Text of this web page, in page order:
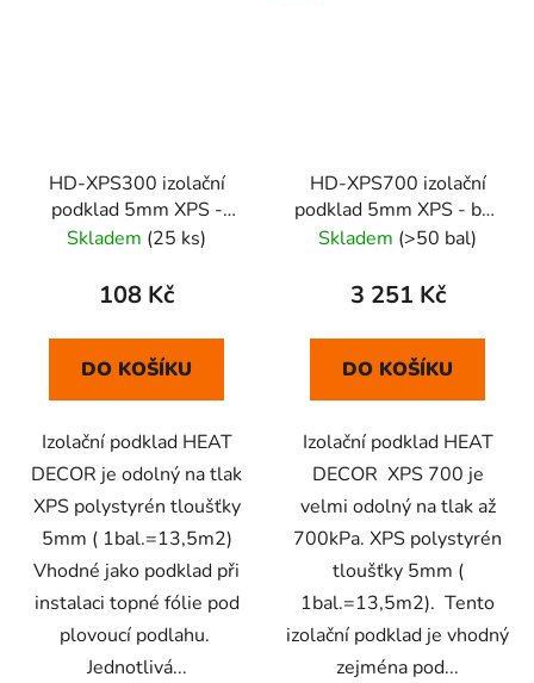
HD-XPS300 izolační
podklad 5mm XPS -
1ks=0,75m2
Skladem (25 ks)
108 Kč
DO KOŠÍKU
Izolační podklad HEAT
DECOR je odolný na tlak
XPS polystyrén tloušťky
5mm ( 1bal.=13,5m2)
Vhodné jako podklad při
instalaci topné fólie pod
plovoucí podlahu.
Jednotlivá...
HD-XPS700 izolační
podklad 5mm XPS - bal.
13,5m2
Skladem (>50 bal)
3 251 Kč
DO KOŠÍKU
Izolační podklad HEAT
DECOR XPS 700 je
velmi odolný na tlak až
700kPa. XPS polystyrén
tloušťky 5mm (
1bal.=13,5m2). Tento
izolační podklad je vhodný
zejména pod...